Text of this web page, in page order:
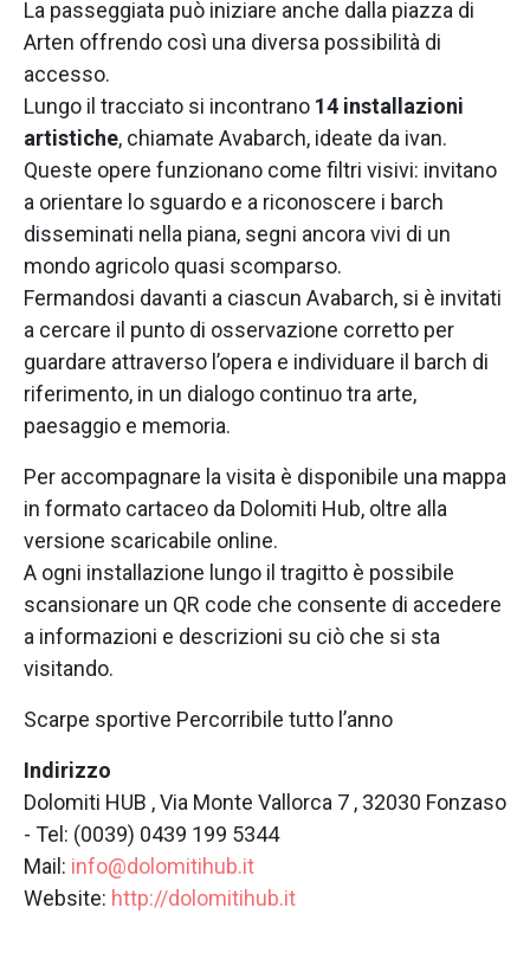
La passeggiata può iniziare anche dalla piazza di
Arten offrendo così una diversa possibilità di
accesso.
Lungo il tracciato si incontrano 14 installazioni
artistiche, chiamate Avabarch, ideate da ivan.
Queste opere funzionano come filtri visivi: invitano
a orientare lo sguardo e a riconoscere i barch
disseminati nella piana, segni ancora vivi di un
mondo agricolo quasi scomparso.
Fermandosi davanti a ciascun Avabarch, si è invitati
a cercare il punto di osservazione corretto per
guardare attraverso l’opera e individuare il barch di
riferimento, in un dialogo continuo tra arte,
paesaggio e memoria.
Per accompagnare la visita è disponibile una mappa
in formato cartaceo da Dolomiti Hub, oltre alla
versione scaricabile online.
A ogni installazione lungo il tragitto è possibile
scansionare un QR code che consente di accedere
a informazioni e descrizioni su ciò che si sta
visitando.
Scarpe sportive Percorribile tutto l’anno
Indirizzo
Dolomiti HUB , Via Monte Vallorca 7 , 32030 Fonzaso
- Tel: (0039) 0439 199 5344
Mail: info@dolomitihub.it
Website: http://dolomitihub.it